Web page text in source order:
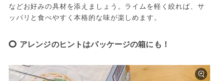
などお好みの具材を添えましょう。ライムを軽く絞れば、サ
ッパリと食べやすく本格的な味が楽しめます。
アレンジのヒントはパッケージの箱にも！